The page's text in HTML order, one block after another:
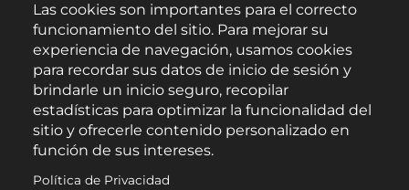
Aviso Legal
Política de Privacidad
Las cookies son importantes para el correcto
funcionamiento del sitio. Para mejorar su
experiencia de navegación, usamos cookies
para recordar sus datos de inicio de sesión y
brindarle un inicio seguro, recopilar
estadísticas para optimizar la funcionalidad del
sitio y ofrecerle contenido personalizado en
función de sus intereses.
Política de Privacidad